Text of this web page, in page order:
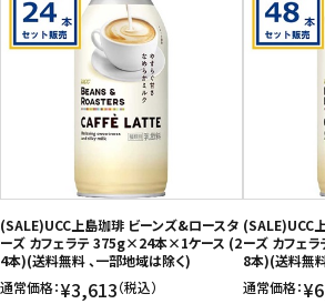
ペット用品
SHOP GUIDE
ご利用ガイド
お問い合わせ
特定商取引法表示について
プライバシーポリシー
(SALE)UCC上島珈琲 ビーンズ&ロースタ
ーズ カフェラテ 375g×24本×1ケース (2
4本)(送料無料 、一部地域は除く)
通常価格：¥3,613（税込）
(SALE)UCC
ーズ カフェ
8本)(送料無
通常価格：